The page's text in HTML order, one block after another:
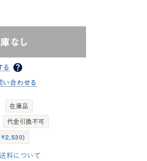
在庫品
代金引換不可
2,530)
料について